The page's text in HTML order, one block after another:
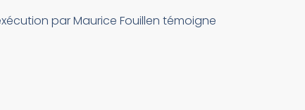
par Maurice Fouillen témoigne